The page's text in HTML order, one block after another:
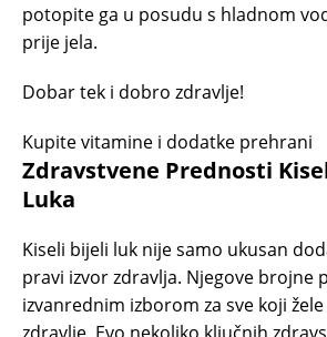
potopite ga u posudu s hladnom
prije jela.
Dobar tek i dobro zdravlje!
Kupite vitamine i dodatke prehrani
Zdravstvene Prednosti
Luka
Kiseli bijeli luk nije samo ukusan
pravi izvor zdravlja. Njegove brojne
izvanrednim izborom za sve koji